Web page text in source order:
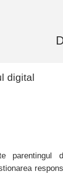
digital
parentingul